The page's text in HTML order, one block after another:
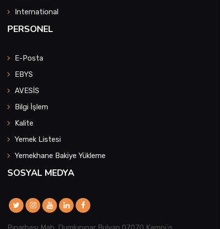
International
PERSONEL
E-Posta
EBYS
AVESİS
Bilgi İşlem
Kalite
Yemek Listesi
Yemekhane Bakiye Yükleme
SOSYAL MEDYA